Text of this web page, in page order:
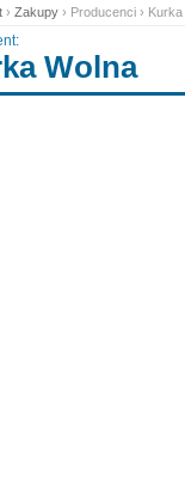
› Zakupy › Producenci ›
Wolna